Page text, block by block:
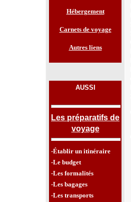
Hébergement
Carnets de voyage
Autres liens
AUSSI
Les préparatifs de
voyage
-Établir un itinéraire
-Le budget
-Les formalités
-Les bagages
-Les transports